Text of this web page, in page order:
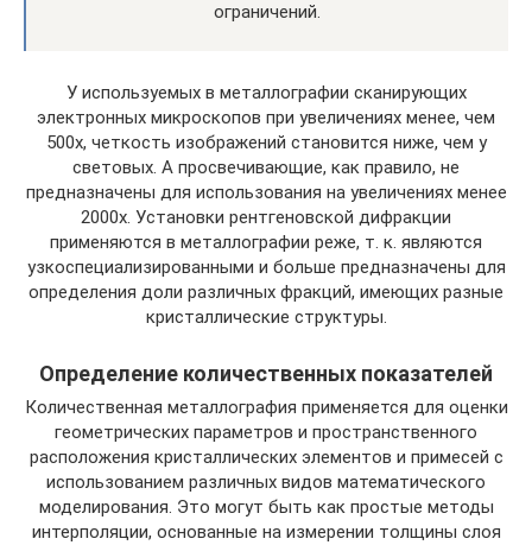
ограничений.
У используемых в металлографии сканирующих
электронных микроскопов при увеличениях менее, чем
500х, четкость изображений становится ниже, чем у
световых. А просвечивающие, как правило, не
предназначены для использования на увеличениях менее
2000х. Установки рентгеновской дифракции
применяются в металлографии реже, т. к. являются
узкоспециализированными и больше предназначены для
определения доли различных фракций, имеющих разные
кристаллические структуры.
Определение количественных показателей
Количественная металлография применяется для оценки
геометрических параметров и пространственного
расположения кристаллических элементов и примесей с
использованием различных видов математического
моделирования. Это могут быть как простые методы
интерполяции, основанные на измерении толщины слоя